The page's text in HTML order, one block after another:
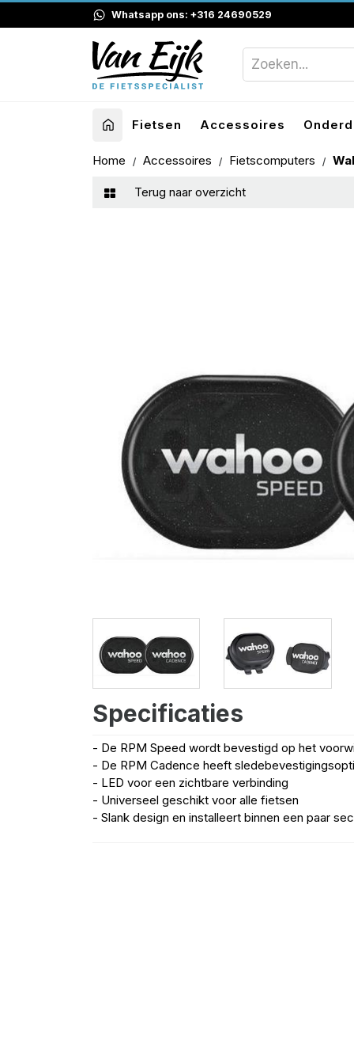
Whatsapp ons: +316 24690529
Fietsen Accessoires
Home Accessoires Fietscomputers
Terug naar overzicht
Specificaties
- De RPM Speed wordt bevestigd op het
- De RPM Cadence heeft
- LED voor een zichtbare verbinding
- Universeel geschikt voor alle fietsen
- Slank design en installeert binnen een paar